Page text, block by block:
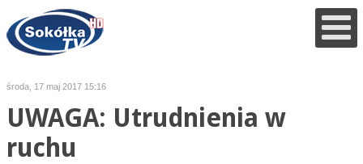
środa, 17 maj 2017 15:16
UWAGA: Utrudnienia w
ruchu